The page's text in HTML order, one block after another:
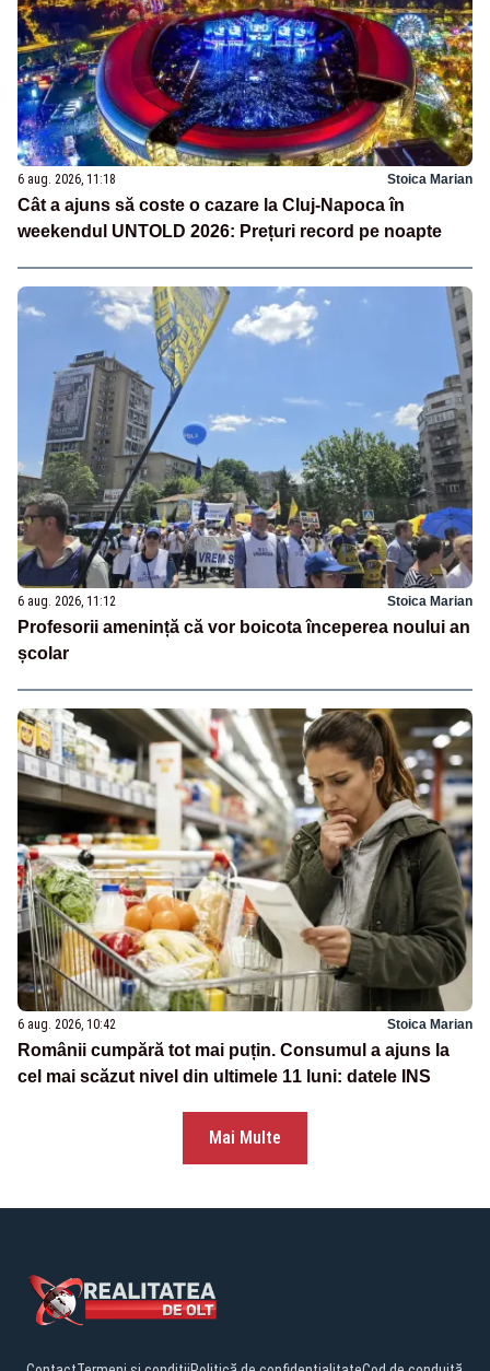
6 aug. 2026, 11:18 Stoica Marian
Cât a ajuns să coste o cazare la Cluj-Napoca în
weekendul UNTOLD 2026: Prețuri record pe noapte
6 aug. 2026, 11:12 Stoica Marian
Profesorii amenință că vor boicota începerea noului an
școlar
6 aug. 2026, 10:42 Stoica Marian
Românii cumpără tot mai puțin. Consumul a ajuns la
cel mai scăzut nivel din ultimele 11 luni: datele INS
Mai Multe